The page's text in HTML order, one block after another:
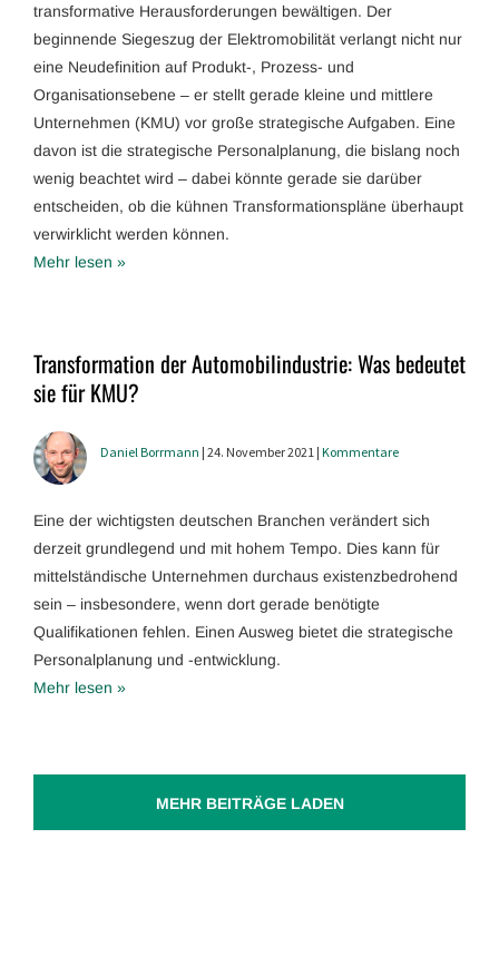
transformative Herausforderungen bewältigen. Der
beginnende Siegeszug der Elektromobilität verlangt nicht nur
eine Neudefinition auf Produkt-, Prozess- und
Organisationsebene – er stellt gerade kleine und mittlere
Unternehmen (KMU) vor große strategische Aufgaben. Eine
davon ist die strategische Personalplanung, die bislang noch
wenig beachtet wird – dabei könnte gerade sie darüber
entscheiden, ob die kühnen Transformationspläne überhaupt
verwirklicht werden können.
Mehr lesen »
Transformation der Automobilindustrie: Was bedeutet
sie für KMU?
Daniel Borrmann | 24. November 2021 | Kommentare
Eine der wichtigsten deutschen Branchen verändert sich
derzeit grundlegend und mit hohem Tempo. Dies kann für
mittelständische Unternehmen durchaus existenzbedrohend
sein – insbesondere, wenn dort gerade benötigte
Qualifikationen fehlen. Einen Ausweg bietet die strategische
Personalplanung und -entwicklung.
Mehr lesen »
MEHR BEITRÄGE LADEN